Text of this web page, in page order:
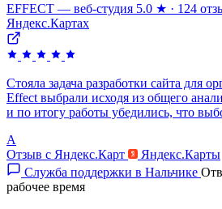
EFFECT — веб-студия 5.0 ★ · 124
Яндекс.Картах
Стояла задача разработки сайта для
Effect выбрали исходя из общего
и по итогу работы убедились, что
А
Отзыв с Яндекс.Карт
Яндекс.Карты
Служба поддержки в Нальчике
рабочее время